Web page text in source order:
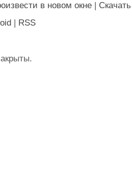
в новом окне | Скачать
| RSS